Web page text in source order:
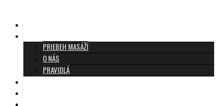
PRIEBEH MASÁŽÍ
O NÁS
PRAVIDLÁ